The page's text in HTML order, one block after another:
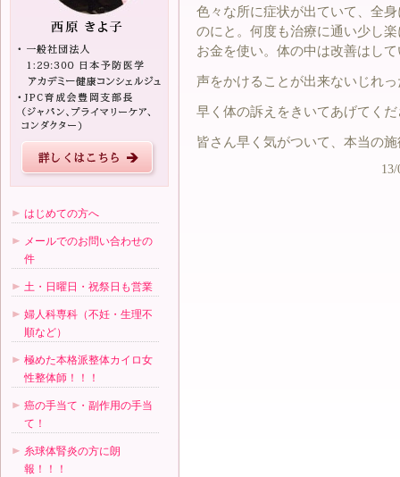
色々な所に症状が出ていて、全
のにと。何度も治療に通い少し
お金を使い。体の中は改善はし
声をかけることが出来ないじれ
早く体の訴えをきいてあげてく
皆さん早く気がついて、本当の
はじめての方へ
メールでのお問い合わせの
件
土・日曜日・祝祭日も営業
婦人科専科（不妊・生理不
順など）
極めた本格派整体カイロ女
性整体師！！！
癌の手当て・副作用の手当
て！
糸球体腎炎の方に朗
報！！！